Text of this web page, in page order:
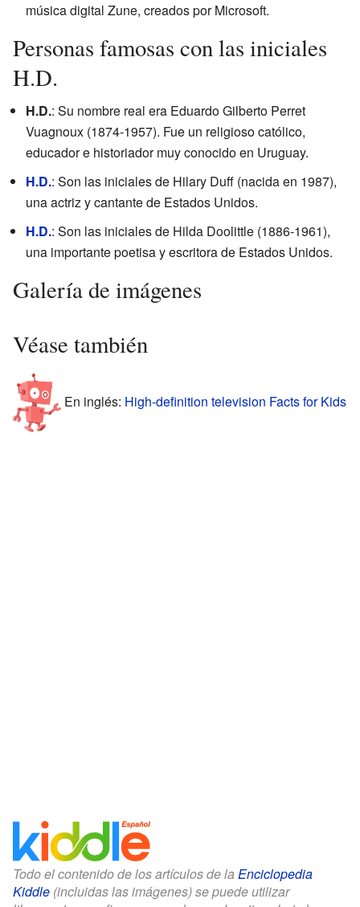
música digital Zune, creados por Microsoft.
Personas famosas con las iniciales
H.D.
H.D.: Su nombre real era Eduardo Gilberto Perret
Vuagnoux (1874-1957). Fue un religioso católico,
educador e historiador muy conocido en Uruguay.
H.D.: Son las iniciales de Hilary Duff (nacida en 1987),
una actriz y cantante de Estados Unidos.
H.D.: Son las iniciales de Hilda Doolittle (1886-1961),
una importante poetisa y escritora de Estados Unidos.
Galería de imágenes
Véase también
En inglés: High-definition television Facts for Kids
Todo el contenido de los artículos de la Enciclopedia
Kiddle (incluidas las imágenes) se puede utilizar